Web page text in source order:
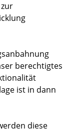
berechtigtes
ist in dann
diese